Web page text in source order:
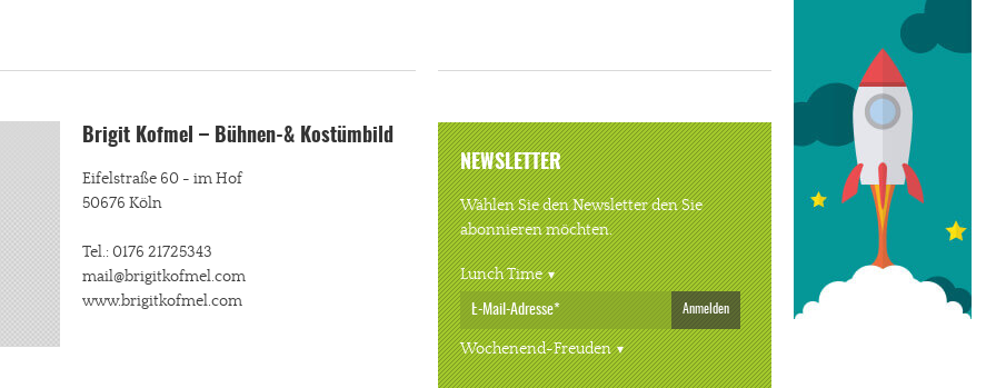
Brigit Kofmel – Bühnen-& Kostümbild
Eifelstraße 60 - im Hof
50676 Köln
Tel.: 0176 21725343
mail@brigitkofmel.com
www.brigitkofmel.com
NEWSLETTER
Wählen Sie den Newsletter den Sie
abonnieren möchten.
Lunch Time
Anmelden
Wochenend-Freuden